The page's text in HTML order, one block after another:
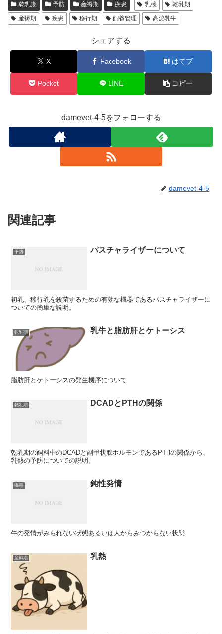
乾乳期 予防 産褥期 疾患 乳検
乾乳期
産褥期
疾患 移行期 飼養管理 高泌乳牛
シェアする
X Facebook はてブ
Pocket LINE コピー
damevet-4-5をフォローする
damevet-4-5
関連記事
予防 パスチャライザーについて
初乳、移行乳を殺菌するための有効な機器であるパスチャライザーに
ついての簡単な説明。
乾乳期 乳牛と脂肪肝とケトーシス
脂肪肝とケトーシスの発生機序について
乾乳期 DCADとPTHの関係
乾乳期の飼料中のDCADと副甲状腺ホルモンであるPTHの関係から、
乳熱の予防についての説明。
疾患 鈍性発情
牛の発情がみられない状態あるいは人からみつからない状態
産褥期 乳熱